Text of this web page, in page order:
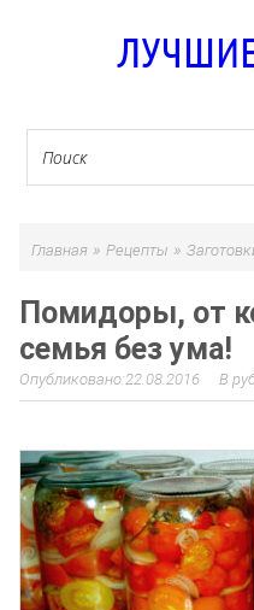
Главная » Рецепты »
Помидоры, от
семья без ума!
22.08.2016